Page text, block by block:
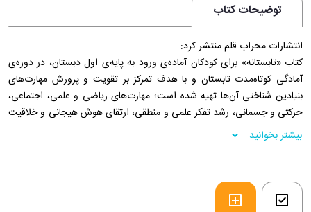
توضیحات کتاب
انتشارات محراب قلم منتشر کرد:
کتاب «تابستانه» برای کودکان آماده‌ی ورود به پایه‌ی اول دبستان، در دوره‌ی
آمادگی کوتاه‌مدت تابستان و با هدف تمرکز بر تقویت و پرورش مهارت‌های
بنیادین شناختی آن‌ها تهیه شده است؛ مهارت‌های ریاضی و علمی، اجتماعی،
حرکتی و جسمانی، رشد تفکر علمی و منطقی، ارتقای هوش هیجانی و خلاقیت
که با فعالیت‌ها و بازی‌های متنوع، مهارت‌های مورد نیاز کودکان را برای ورود به
کلاس اول تقویت می‌کند
بیشتر بخوانید